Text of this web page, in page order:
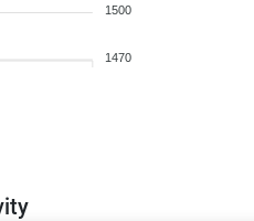
1500
1470